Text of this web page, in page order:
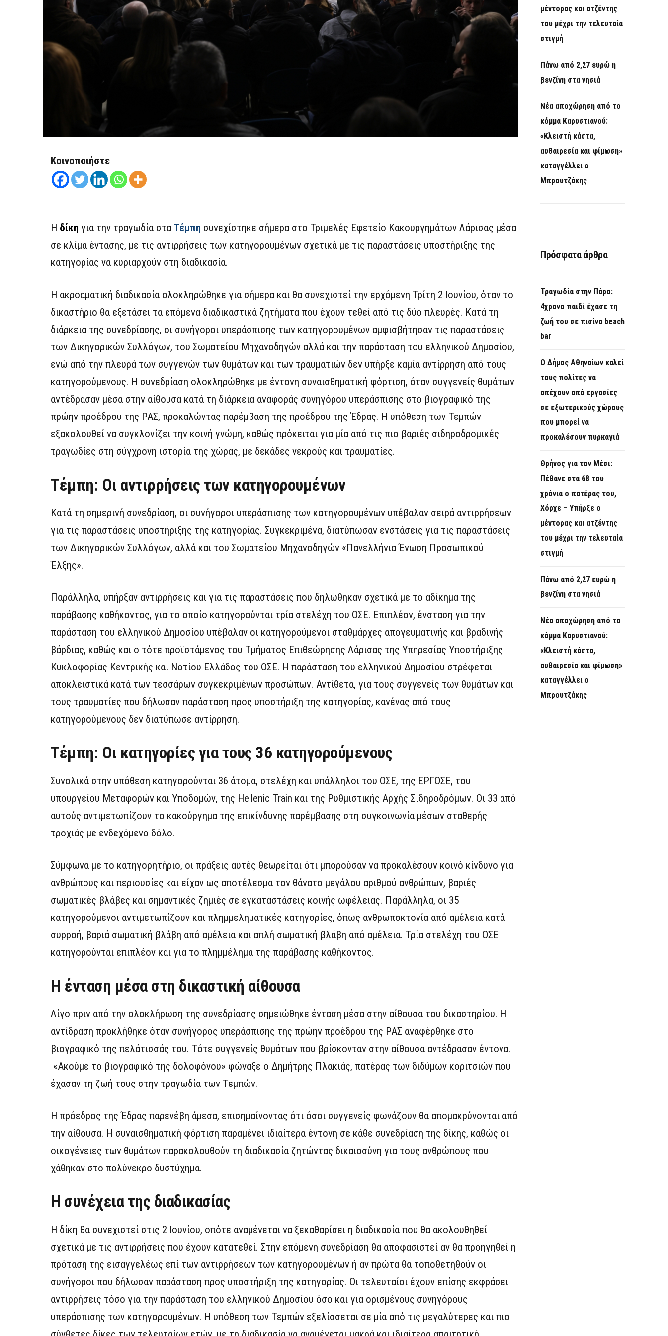
Κοινοποιήστε
Η δίκη για την τραγωδία στα Τέμπη συνεχίστηκε σήμερα στο Τριμελές Εφετείο Κακουργημάτων Λάρισας μέσα
σε κλίμα έντασης, με τις αντιρρήσεις των κατηγορουμένων σχετικά με τις παραστάσεις υποστήριξης της
κατηγορίας να κυριαρχούν στη διαδικασία.
Η ακροαματική διαδικασία ολοκληρώθηκε για σήμερα και θα συνεχιστεί την ερχόμενη Τρίτη 2 Ιουνίου, όταν το
δικαστήριο θα εξετάσει τα επόμενα διαδικαστικά ζητήματα που έχουν τεθεί από τις δύο πλευρές. Κατά τη
διάρκεια της συνεδρίασης, οι συνήγοροι υπεράσπισης των κατηγορουμένων αμφισβήτησαν τις παραστάσεις
των Δικηγορικών Συλλόγων, του Σωματείου Μηχανοδηγών αλλά και την παράσταση του ελληνικού Δημοσίου,
ενώ από την πλευρά των συγγενών των θυμάτων και των τραυματιών δεν υπήρξε καμία αντίρρηση από τους
κατηγορούμενους. Η συνεδρίαση ολοκληρώθηκε με έντονη συναισθηματική φόρτιση, όταν συγγενείς θυμάτων
αντέδρασαν μέσα στην αίθουσα κατά τη διάρκεια αναφοράς συνηγόρου υπεράσπισης στο βιογραφικό της
πρώην προέδρου της ΡΑΣ, προκαλώντας παρέμβαση της προέδρου της Έδρας. Η υπόθεση των Τεμπών
εξακολουθεί να συγκλονίζει την κοινή γνώμη, καθώς πρόκειται για μία από τις πιο βαριές σιδηροδρομικές
τραγωδίες στη σύγχρονη ιστορία της χώρας, με δεκάδες νεκρούς και τραυματίες.
Τέμπη: Οι αντιρρήσεις των κατηγορουμένων
Κατά τη σημερινή συνεδρίαση, οι συνήγοροι υπεράσπισης των κατηγορουμένων υπέβαλαν σειρά αντιρρήσεων
για τις παραστάσεις υποστήριξης της κατηγορίας. Συγκεκριμένα, διατύπωσαν ενστάσεις για τις παραστάσεις
των Δικηγορικών Συλλόγων, αλλά και του Σωματείου Μηχανοδηγών «Πανελλήνια Ένωση Προσωπικού
Έλξης».
Παράλληλα, υπήρξαν αντιρρήσεις και για τις παραστάσεις που δηλώθηκαν σχετικά με το αδίκημα της
παράβασης καθήκοντος, για το οποίο κατηγορούνται τρία στελέχη του ΟΣΕ. Επιπλέον, ένσταση για την
παράσταση του ελληνικού Δημοσίου υπέβαλαν οι κατηγορούμενοι σταθμάρχες απογευματινής και βραδινής
βάρδιας, καθώς και ο τότε προϊστάμενος του Τμήματος Επιθεώρησης Λάρισας της Υπηρεσίας Υποστήριξης
Κυκλοφορίας Κεντρικής και Νοτίου Ελλάδος του ΟΣΕ. Η παράσταση του ελληνικού Δημοσίου στρέφεται
αποκλειστικά κατά των τεσσάρων συγκεκριμένων προσώπων. Αντίθετα, για τους συγγενείς των θυμάτων και
τους τραυματίες που δήλωσαν παράσταση προς υποστήριξη της κατηγορίας, κανένας από τους
κατηγορούμενους δεν διατύπωσε αντίρρηση.
Τέμπη: Οι κατηγορίες για τους 36 κατηγορούμενους
Συνολικά στην υπόθεση κατηγορούνται 36 άτομα, στελέχη και υπάλληλοι του ΟΣΕ, της ΕΡΓΟΣΕ, του
υπουργείου Μεταφορών και Υποδομών, της Hellenic Train και της Ρυθμιστικής Αρχής Σιδηροδρόμων. Οι 33 από
αυτούς αντιμετωπίζουν το κακούργημα της επικίνδυνης παρέμβασης στη συγκοινωνία μέσων σταθερής
τροχιάς με ενδεχόμενο δόλο.
Σύμφωνα με το κατηγορητήριο, οι πράξεις αυτές θεωρείται ότι μπορούσαν να προκαλέσουν κοινό κίνδυνο για
ανθρώπους και περιουσίες και είχαν ως αποτέλεσμα τον θάνατο μεγάλου αριθμού ανθρώπων, βαριές
σωματικές βλάβες και σημαντικές ζημιές σε εγκαταστάσεις κοινής ωφέλειας. Παράλληλα, οι 35
κατηγορούμενοι αντιμετωπίζουν και πλημμεληματικές κατηγορίες, όπως ανθρωποκτονία από αμέλεια κατά
συρροή, βαριά σωματική βλάβη από αμέλεια και απλή σωματική βλάβη από αμέλεια. Τρία στελέχη του ΟΣΕ
κατηγορούνται επιπλέον και για το πλημμέλημα της παράβασης καθήκοντος.
Η ένταση μέσα στη δικαστική αίθουσα
Λίγο πριν από την ολοκλήρωση της συνεδρίασης σημειώθηκε ένταση μέσα στην αίθουσα του δικαστηρίου. Η
αντίδραση προκλήθηκε όταν συνήγορος υπεράσπισης της πρώην προέδρου της ΡΑΣ αναφέρθηκε στο
βιογραφικό της πελάτισσάς του. Τότε συγγενείς θυμάτων που βρίσκονταν στην αίθουσα αντέδρασαν έντονα.
«Ακούμε το βιογραφικό της δολοφόνου» φώναξε ο Δημήτρης Πλακιάς, πατέρας των διδύμων κοριτσιών που
έχασαν τη ζωή τους στην τραγωδία των Τεμπών.
Η πρόεδρος της Έδρας παρενέβη άμεσα, επισημαίνοντας ότι όσοι συγγενείς φωνάζουν θα απομακρύνονται από
την αίθουσα. Η συναισθηματική φόρτιση παραμένει ιδιαίτερα έντονη σε κάθε συνεδρίαση της δίκης, καθώς οι
οικογένειες των θυμάτων παρακολουθούν τη διαδικασία ζητώντας δικαιοσύνη για τους ανθρώπους που
χάθηκαν στο πολύνεκρο δυστύχημα.
Η συνέχεια της διαδικασίας
Η δίκη θα συνεχιστεί στις 2 Ιουνίου, οπότε αναμένεται να ξεκαθαρίσει η διαδικασία που θα ακολουθηθεί
σχετικά με τις αντιρρήσεις που έχουν κατατεθεί. Στην επόμενη συνεδρίαση θα αποφασιστεί αν θα προηγηθεί η
πρόταση της εισαγγελέως επί των αντιρρήσεων των κατηγορουμένων ή αν πρώτα θα τοποθετηθούν οι
συνήγοροι που δήλωσαν παράσταση προς υποστήριξη της κατηγορίας. Οι τελευταίοι έχουν επίσης εκφράσει
αντιρρήσεις τόσο για την παράσταση του ελληνικού Δημοσίου όσο και για ορισμένους συνηγόρους
υπεράσπισης των κατηγορουμένων. Η υπόθεση των Τεμπών εξελίσσεται σε μία από τις μεγαλύτερες και πιο
μέντορας και ατζέντης
του μέχρι την τελευταία
στιγμή
Πάνω από 2,27 ευρώ η
βενζίνη στα νησιά
Νέα αποχώρηση από το
κόμμα Καρυστιανού:
«Κλειστή κάστα,
αυθαιρεσία και φίμωση»
καταγγέλλει ο
Μπρουτζάκης
Πρόσφατα άρθρα
Τραγωδία στην Πάρο:
4χρονο παιδί έχασε τη
ζωή του σε πισίνα beach
bar
Ο Δήμος Αθηναίων καλεί
τους πολίτες να
απέχουν από εργασίες
σε εξωτερικούς χώρους
που μπορεί να
προκαλέσουν πυρκαγιά
Θρήνος για τον Μέσι:
Πέθανε στα 68 του
χρόνια ο πατέρας του,
Χόρχε – Υπήρξε ο
μέντορας και ατζέντης
του μέχρι την τελευταία
στιγμή
Πάνω από 2,27 ευρώ η
βενζίνη στα νησιά
Νέα αποχώρηση από το
κόμμα Καρυστιανού:
«Κλειστή κάστα,
αυθαιρεσία και φίμωση»
καταγγέλλει ο
Μπρουτζάκης